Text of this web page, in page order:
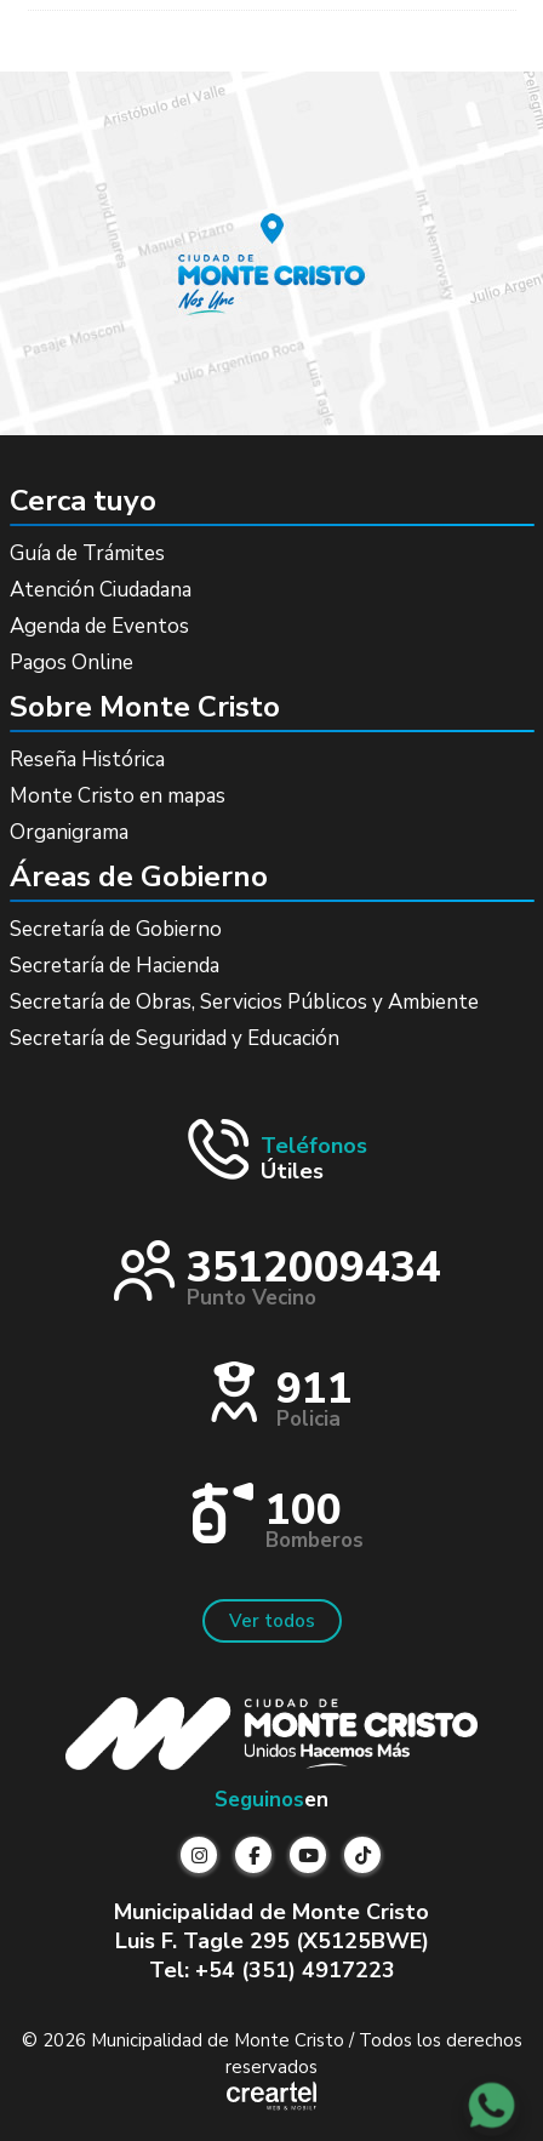
Cerca tuyo
Guía de Trámites
Atención Ciudadana
Agenda de Eventos
Pagos Online
Sobre Monte Cristo
Reseña Histórica
Monte Cristo en mapas
Organigrama
Áreas de Gobierno
Secretaría de Gobierno
Secretaría de Hacienda
Secretaría de Obras, Servicios Públicos y Ambiente
Secretaría de Seguridad y Educación
Teléfonos
Útiles
3512009434
Punto Vecino
911
Policia
100
Bomberos
Ver todos
Seguinosen
Municipalidad de Monte Cristo
Luis F. Tagle 295 (X5125BWE)
Tel: +54 (351) 4917223
© 2026 Municipalidad de Monte Cristo / Todos los derechos
reservados